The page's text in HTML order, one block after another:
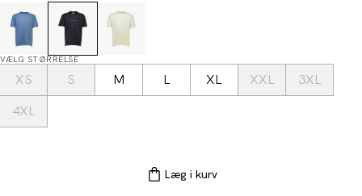
VÆLG STØRRELSE
XS S M L XL XXL
3XL
4XL
Læg i kurv